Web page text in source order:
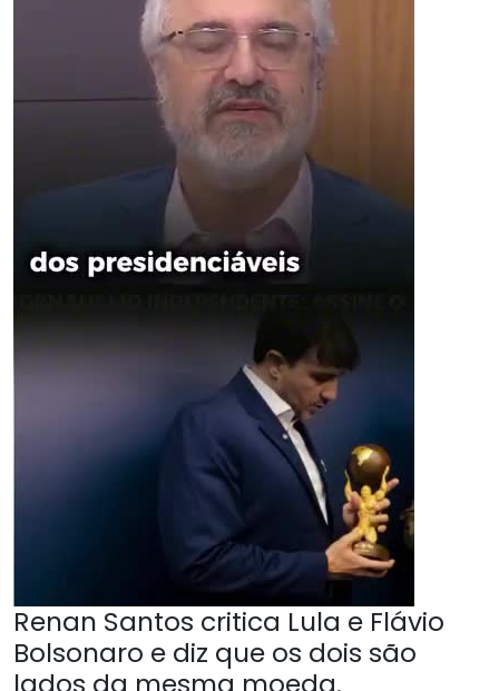
Renan Santos critica Lula e Flávio
Bolsonaro e diz que os dois são
lados da mesma moeda.